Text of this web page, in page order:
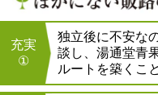
充実
①
独立後に不安な
談し、湯通堂青
ルートを築くこ